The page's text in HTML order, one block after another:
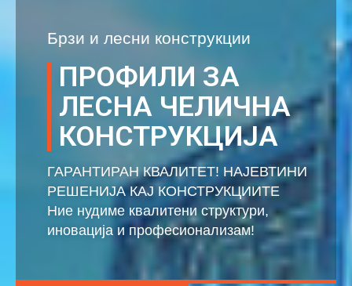
Брзи и лесни конструкции
ПРОФИЛИ ЗА
ЛЕСНА ЧЕЛИЧНА
КОНСТРУКЦИЈА
ГАРАНТИРАН КВАЛИТЕТ! НАЈЕВТИНИ
РЕШЕНИЈА КАЈ КОНСТРУКЦИИТЕ
Ние нудиме квалитени структури,
иновација и професионализам!